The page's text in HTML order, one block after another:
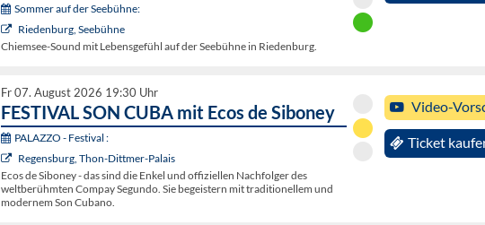
Sommer auf der Seebühne:
Riedenburg, Seebühne
Chiemsee-Sound mit Lebensgefühl auf der Seebühne in Riedenburg.
Fr 07. August 2026 19:30 Uhr
FESTIVAL SON CUBA mit Ecos de Siboney
PALAZZO - Festival :
Regensburg, Thon-Dittmer-Palais
Ecos de Siboney - das sind die Enkel und offiziellen Nachfolger des
weltberühmten Compay Segundo. Sie begeistern mit traditionellem und
modernem Son Cubano.
Video-
Ticket